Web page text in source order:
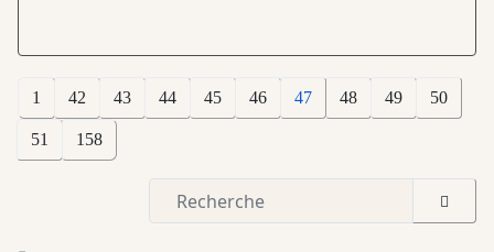
1 42 43 44 45 46 47 48 49 50
51 158